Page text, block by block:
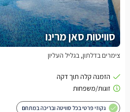
סוויטות סאן מרינו
צימרים בדלתון, בגליל העליון
גקוזי פרטי בכל סוויטה ובריכה במתחם